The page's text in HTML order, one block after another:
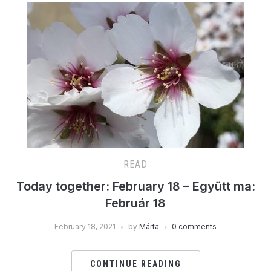
READ
Today together: February 18 – Együtt ma:
Február 18
February 18, 2021 by Márta 0 comments
CONTINUE READING